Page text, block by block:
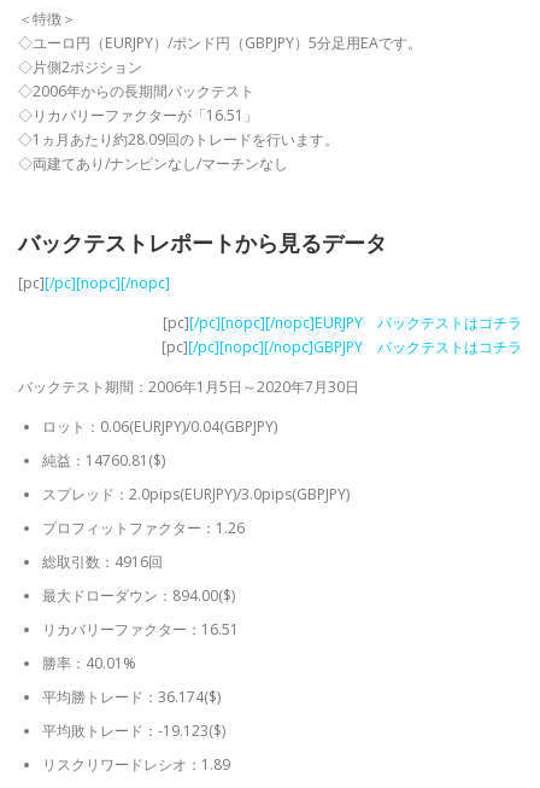
＜特徴＞
◇ユーロ円（EURJPY）/ポンド円（GBPJPY）5分足用EAです。
◇片側2ポジション
◇2006年からの長期間バックテスト
◇リカバリーファクターが「16.51」
◇1ヵ月あたり約28.09回のトレードを行います。
◇両建てあり/ナンピンなし/マーチンなし
バックテストレポートから見るデータ
[pc][/pc][nopc][/nopc]
[pc][/pc][nopc][/nopc]EURJPY バックテストはコチラ
[pc][/pc][nopc][/nopc]GBPJPY バックテストはコチラ
バックテスト期間：2006年1月5日～2020年7月30日
ロット：0.06(EURJPY)/0.04(GBPJPY)
純益：14760.81($)
スプレッド：2.0pips(EURJPY)/3.0pips(GBPJPY)
プロフィットファクター：1.26
総取引数：4916回
最大ドローダウン：894.00($)
リカバリーファクター：16.51
勝率：40.01%
平均勝トレード：36.174($)
平均敗トレード：-19.123($)
リスクリワードレシオ：1.89